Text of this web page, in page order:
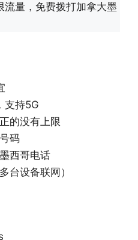
流量，免费拨打加拿大墨
支持5G
的没有上限
码
西哥电话
台设备联网）